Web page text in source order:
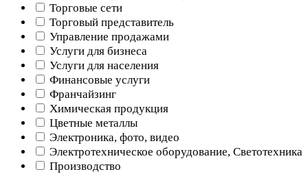
Торговые сети
Торговый представитель
Управление продажами
Услуги для бизнеса
Услуги для населения
Финансовые услуги
Франчайзинг
Химическая продукция
Цветные металлы
Электроника, фото, видео
Электротехническое оборудование, Светотехника
Производство